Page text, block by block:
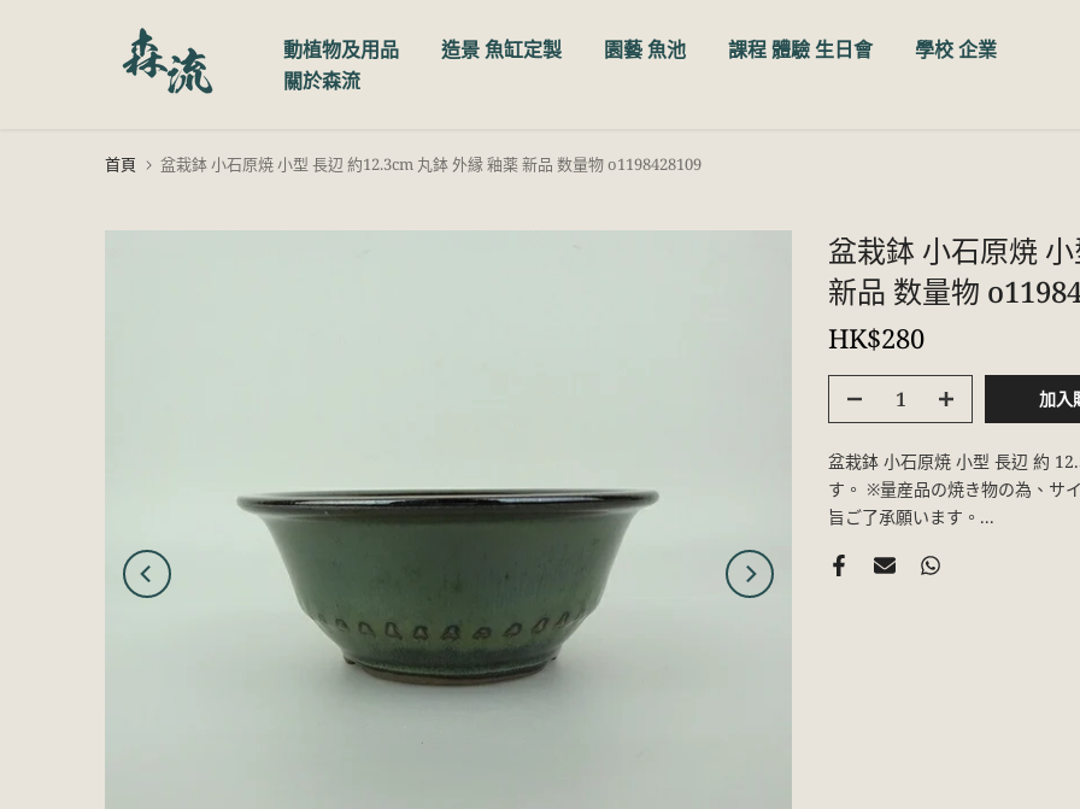
動植物及用品 造景 魚缸定製 園藝 魚池 課程 體驗 生日會
學校 企業
關於森流
首頁 盆栽鉢 小石原焼 小型 長辺 約12.3cm 丸鉢 外縁 釉薬 新品 数量物 o1198428109
盆栽鉢 小石原焼
新品 数量物
HK$280
加入
盆栽鉢 小石原焼 小型 長辺 約
す。 ※量産品の焼き物の為、サ
旨ご了承願います。...